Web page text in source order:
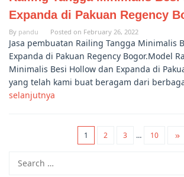
Expanda di Pakuan Regency
By pandu Posted on February 26, 2022
Jasa pembuatan Railing Tangga Minimalis
Expanda di Pakuan Regency Bogor.Model
Minimalis Besi Hollow dan Expanda di
yang telah kami buat beragam dari
selanjutnya
1 2 3 … 10
for: